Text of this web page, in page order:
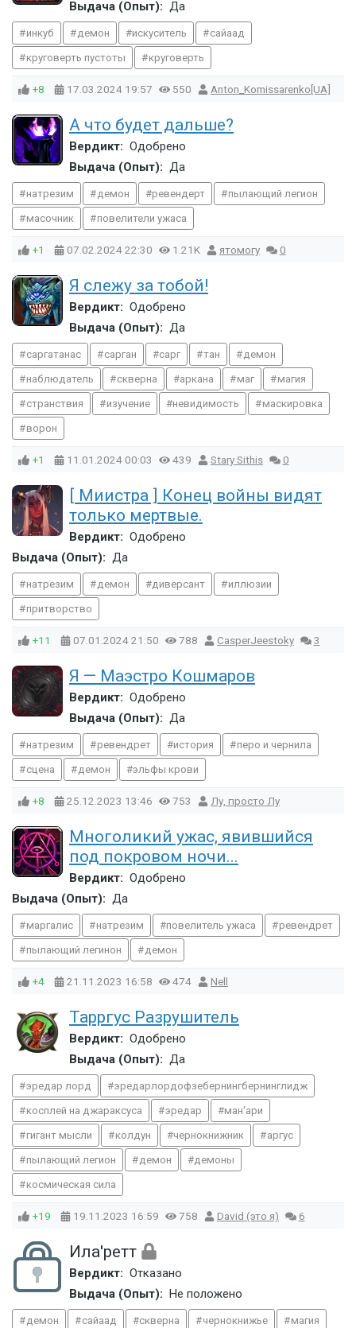
Выдача (Опыт): Да
инкуб демон искуситель сайаад
круговерть пустоты круговерть
+8 17.03.2024 19:57 550 Anton_Komissarenko[UA]
А что будет дальше?
Вердикт: Одобрено
Выдача (Опыт): Да
натрезим демон ревендерт пылающий легион
масочник повелители ужаса
+1 07.02.202422:30 1.21K ятомогу 0
Я слежу за тобой!
Вердикт: Одобрено
Выдача (Опыт): Да
саргатанас сарган сарг тан демон
наблюдатель скверна аркана маг магия
странствия изучение невидимость маскировка
ворон
+1 11.01.2024 00:03 439 Stary Sithis 0
[ Миистра ] Конец войны видят
только мертвые.
Вердикт: Одобрено
Выдача (Опыт): Да
натрезим демон диверсант иллюзии
притворство
+11 07.01.202421:50 788 CasperJeestoky 3
Я — Маэстро Кошмаров
Вердикт: Одобрено
Выдача (Опыт): Да
натрезим ревендрет история перо и чернила
сцена демон эльфы крови
+8 25.12.2023 13:46 753 Лу, просто Лу
Многоликий ужас, явившийся
под покровом ночи...
Вердикт: Одобрено
Выдача (Опыт): Да
маргалис натрезим повелитель ужаса ревендрет
пылающий легинон демон
+4 21.11.2023 16:58 474 Nell
Тарргус Разрушитель
Вердикт: Одобрено
Выдача (Опыт): Да
эредар лорд эредарлордофзебернингбернинглидж
косплей на джараксуса эредар ман'ари
гигант мысли колдун чернокнижник аргус
пылающий легион демон демоны
космическая сила
+19 19.11.2023 16:59 758 David (это я) 6
Ила'ретт
Вердикт: Отказано
Выдача (Опыт):
Не положено
демон сайаад скверна чернокнижье магия